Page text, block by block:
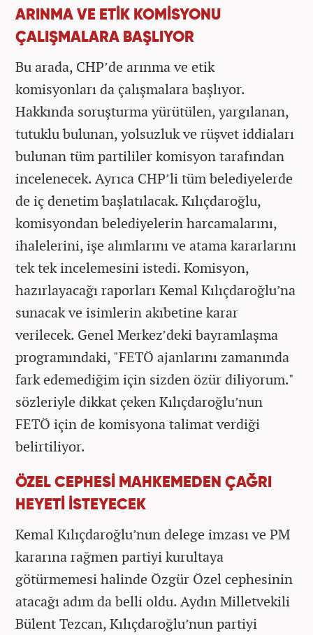
ARINMA VE ETİK KOMİSYONU
ÇALIŞMALARA BAŞLIYOR
Bu arada, CHP’de arınma ve etik
komisyonları da çalışmalara başlıyor.
Hakkında soruşturma yürütülen, yargılanan,
tutuklu bulunan, yolsuzluk ve rüşvet iddiaları
bulunan tüm partililer komisyon tarafından
incelenecek. Ayrıca CHP’li tüm belediyelerde
de iç denetim başlatılacak. Kılıçdaroğlu,
komisyondan belediyelerin harcamalarını,
ihalelerini, işe alımlarını ve atama kararlarını
tek tek incelemesini istedi. Komisyon,
hazırlayacağı raporları Kemal Kılıçdaroğlu’na
sunacak ve isimlerin akıbetine karar
verilecek. Genel Merkez’deki bayramlaşma
programındaki, "FETÖ ajanlarını zamanında
fark edemediğim için sizden özür diliyorum."
sözleriyle dikkat çeken Kılıçdaroğlu’nun
FETÖ için de komisyona talimat verdiği
belirtiliyor.
ÖZEL CEPHESİ MAHKEMEDEN ÇAĞRI
HEYETİ İSTEYECEK
Kemal Kılıçdaroğlu’nun delege imzası ve PM
kararına rağmen partiyi kurultaya
götürmemesi halinde Özgür Özel cephesinin
atacağı adım da belli oldu. Aydın Milletvekili
Bülent Tezcan, Kılıçdaroğlu’nun partiyi